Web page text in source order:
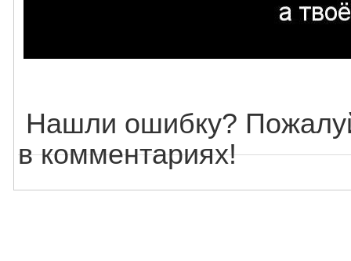
Нашли ошибку?
в комментариях!